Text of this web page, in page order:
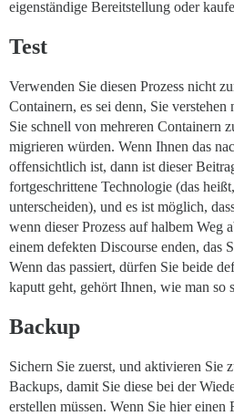
eigenständige Bereitstellung oder
Test
Verwenden Sie diesen Prozess nicht
Containern, es sei denn, Sie
Sie schnell von mehreren Containern
migrieren würden. Wenn Ihnen das
offensichtlich ist, dann ist dieser
fortgeschrittene Technologie (das
unterscheiden), und es ist möglich,
wenn dieser Prozess auf halbem Weg
einem defekten Discourse enden, das
Wenn das passiert, dürfen Sie beide
kaputt geht, gehört Ihnen, wie man so
Backup
Sichern Sie zuerst, und aktivieren Sie
Backups, damit Sie diese bei der
erstellen müssen. Wenn Sie hier einen